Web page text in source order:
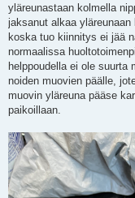
yläreunastaan kolmella
jaksanut alkaa
koska tuo kiinnitys ei jää
normaalissa
helppoudella ei ole
noiden muovien päälle,
muovin yläreuna pääse
paikoillaan.